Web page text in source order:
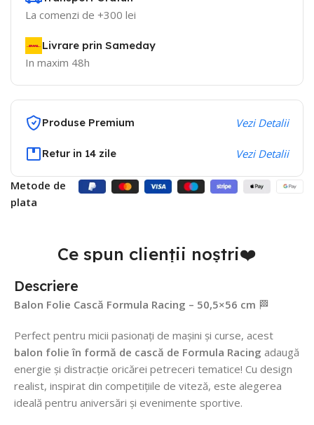
La comenzi de +300 lei
Livrare prin Sameday
In maxim 48h
Produse Premium Vezi Detalii
Retur in 14 zile Vezi Detalii
Metode de
plata
Ce spun clienții noștri❤️
Descriere
Balon Folie Cască Formula Racing – 50,5×56 cm 🏁
Perfect pentru micii pasionați de mașini și curse, acest
balon folie în formă de cască de Formula Racing adaugă
energie și distracție oricărei petreceri tematice! Cu design
realist, inspirat din competițiile de viteză, este alegerea
ideală pentru aniversări și evenimente sportive.